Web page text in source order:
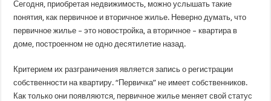
вторичное
жилье
Сегодня, приобретая недвижимость, можно услышать такие
понятия, как первичное и вторичное жилье. Неверно думать, что
первичное жилье – это новостройка, а вторичное – квартира в
доме, построенном не одно десятилетие назад.
Критерием их разграничения является запись о регистрации
собственности на квартиру. “Первичка” не имеет собственников.
Как только они появляются, первичное жилье меняет свой статус